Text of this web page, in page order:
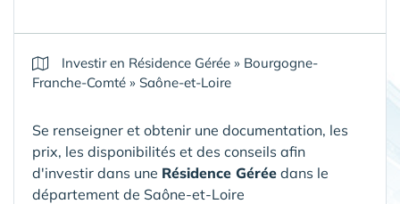
Investir en Résidence Gérée » Bourgogne-
Franche-Comté » Saône-et-Loire
Se renseigner et obtenir une documentation, les
prix, les disponibilités et des conseils afin
d'investir dans une Résidence Gérée dans le
département de Saône-et-Loire